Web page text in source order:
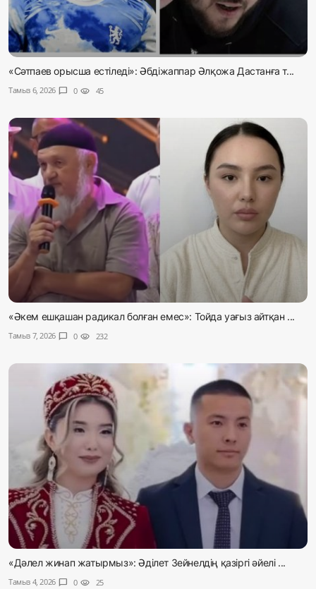
«Сәтпаев орысша естіледі»: Әбдіжаппар Әлқожа Дастанға т...
Тамыз 6, 2026 chat_bubble 0 visibility 45
«Әкем ешқашан радикал болған емес»: Тойда уағыз айтқан ...
Тамыз 7, 2026 chat_bubble 0 visibility 232
«Дәлел жинап жатырмыз»: Әділет Зейнелдің қазіргі әйелі ...
Тамыз 4, 2026 chat_bubble 0 visibility 25